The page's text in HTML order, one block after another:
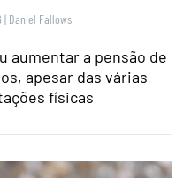
| Daniel Fallows
aumentar a pensão de
apesar das várias
físicas